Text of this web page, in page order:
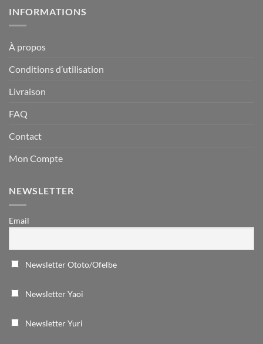
INFORMATIONS
À propos
Conditions d’utilisation
Livraison
FAQ
Contact
Mon Compte
NEWSLETTER
Email
Newsletter Ototo/Ofelbe
Newsletter Yaoi
Newsletter Yuri